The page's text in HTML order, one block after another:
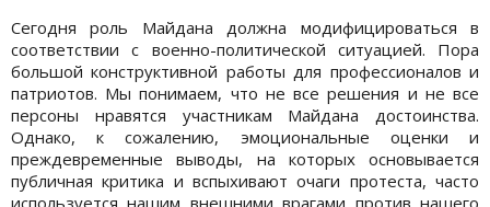
Сегодня роль Майдана должна модифицироваться в
соответствии с военно-политической ситуацией. Пора
большой конструктивной работы для профессионалов и
патриотов. Мы понимаем, что не все решения и не все
персоны нравятся участникам Майдана достоинства.
Однако, к сожалению, эмоциональные оценки и
преждевременные выводы, на которых основывается
публичная критика и вспыхивают очаги протеста, часто
используется нашим внешними врагами против нашего